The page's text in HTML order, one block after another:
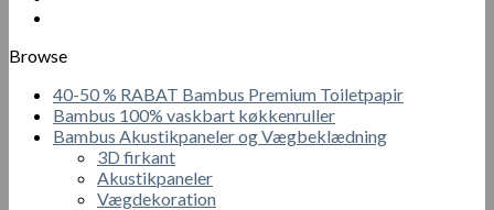
Browse
40-50 % RABAT Bambus Premium Toiletpapir
Bambus 100% vaskbart køkkenruller
Bambus Akustikpaneler og Vægbeklædning
3D firkant
Akustikpaneler
Vægdekoration